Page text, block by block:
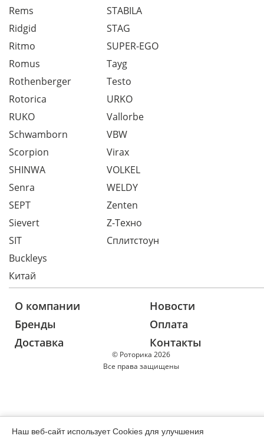
Rems
Ridgid
Ritmo
Romus
Rothenberger
Rotorica
RUKO
Schwamborn
Scorpion
SHINWA
Senra
SEPT
Sievert
SIT
STABILA
STAG
SUPER-EGO
Tayg
Testo
URKO
Vallorbe
VBW
Virax
VOLKEL
WELDY
Zenten
Z-Техно
Сплитстоун
Buckleys
Китай
© Роторика 2026
Все права защищены
О компании
Новости
Бренды
Оплата
Доставка
Контакты
Наш веб-сайт использует Cookies для улучшения